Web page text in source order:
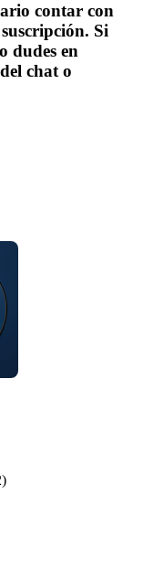
contar con
Si
dudes en
chat o